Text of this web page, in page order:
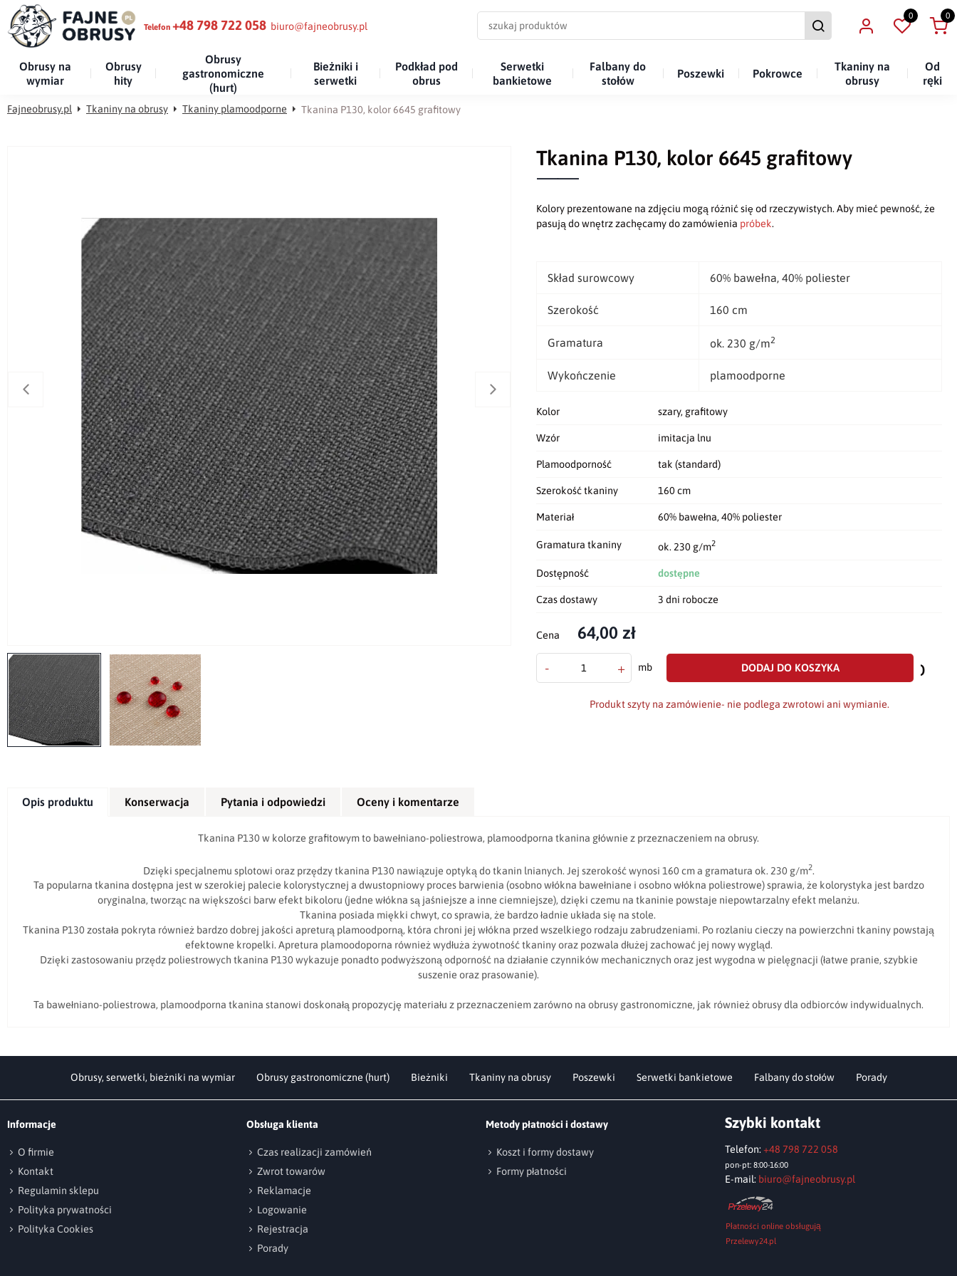
Telefon +48 798 722 058 biuro@fajneobrusy.pl
0 0
Obrusy na
wymiar
Obrusy
hity
Obrusy
gastronomiczne
(hurt)
Bieżniki i
serwetki
Podkład pod
obrus
Serwetki
bankietowe
Falbany do
stołów
Poszewki Pokrowce
Tkaniny na
obrusy
Od
ręki
Fajneobrusy.pl Tkaniny na obrusy Tkaniny plamoodporne Tkanina P130, kolor 6645 grafitowy
Tkanina P130, kolor 6645 grafitowy
Kolory prezentowane na zdjęciu mogą różnić się od rzeczywistych. Aby mieć pewność, że
pasują do wnętrz zachęcamy do zamówienia próbek.
Skład surowcowy 60% bawełna, 40% poliester
Szerokość 160 cm
Gramatura ok. 230 g/m2
Wykończenie plamoodporne
Kolor szary, grafitowy
Wzór imitacja lnu
Plamoodporność tak (standard)
Szerokość tkaniny 160 cm
Materiał 60% bawełna, 40% poliester
Gramatura tkaniny ok. 230 g/m2
Dostępność dostępne
Czas dostawy 3 dni robocze
Cena 64,00 zł
- + mb DODAJ DO KOSZYKA
do
Produkt szyty na zamówienie- nie podlega zwrotowi ani wymianie.
Opis produktu Konserwacja Pytania i odpowiedzi Oceny i komentarze
Tkanina P130 w kolorze grafitowym to bawełniano-poliestrowa, plamoodporna tkanina głównie z przeznaczeniem na obrusy.
Dzięki specjalnemu splotowi oraz przędzy tkanina P130 nawiązuje optyką do tkanin lnianych. Jej szerokość wynosi 160 cm a gramatura ok. 230 g/m2.
Ta popularna tkanina dostępna jest w szerokiej palecie kolorystycznej a dwustopniowy proces barwienia (osobno włókna bawełniane i osobno włókna poliestrowe) sprawia, że kolorystyka jest bardzo
oryginalna, tworząc na większości barw efekt bikoloru (jedne włókna są jaśniejsze a inne ciemniejsze), dzięki czemu na tkaninie powstaje niepowtarzalny efekt melanżu.
Tkanina posiada miękki chwyt, co sprawia, że bardzo ładnie układa się na stole.
Tkanina P130 została pokryta również bardzo dobrej jakości apreturą plamoodporną, która chroni jej włókna przed wszelkiego rodzaju zabrudzeniami. Po rozlaniu cieczy na powierzchni tkaniny powstają
efektowne kropelki. Apretura plamoodoporna również wydłuża żywotność tkaniny oraz pozwala dłużej zachować jej nowy wygląd.
Dzięki zastosowaniu przędz poliestrowych tkanina P130 wykazuje ponadto podwyższoną odporność na działanie czynników mechanicznych oraz jest wygodna w pielęgnacji (łatwe pranie, szybkie
suszenie oraz prasowanie).
Ta bawełniano-poliestrowa, plamoodporna tkanina stanowi doskonałą propozycję materiału z przeznaczeniem zarówno na obrusy gastronomiczne, jak również obrusy dla odbiorców indywidualnych.
Obrusy, serwetki, bieżniki na wymiar Obrusy gastronomiczne (hurt) Bieżniki Tkaniny na obrusy Poszewki Serwetki bankietowe Falbany do stołów Porady
Informacje
O firmie
Kontakt
Regulamin sklepu
Polityka prywatności
Polityka Cookies
Obsługa klienta
Czas realizacji zamówień
Zwrot towarów
Reklamacje
Logowanie
Rejestracja
Porady
Metody płatności i dostawy
Koszt i formy dostawy
Formy płatności
Szybki kontakt
Telefon: +48 798 722 058
pon-pt: 8:00-16:00
E-mail: biuro@fajneobrusy.pl
Płatności online obsługują
Przelewy24.pl